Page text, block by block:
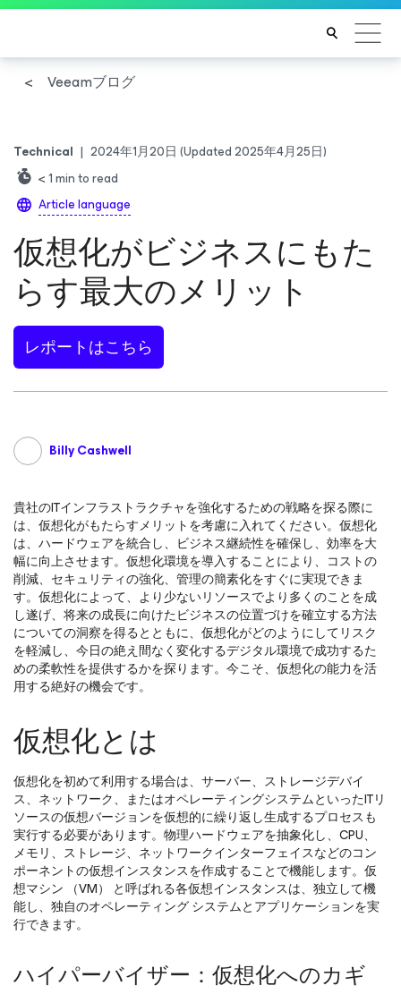
Veeamブログ
Technical | 2024年1月20日 (Updated 2025年4月25日)
< 1min to read
Article language
仮想化がビジネスにもた
らす最大のメリット
レポートはこちら
Billy Cashwell
貴社のITインフラストラクチャを強化するための戦略を探る際に
は、仮想化がもたらすメリットを考慮に入れてください。仮想化
は、ハードウェアを統合し、ビジネス継続性を確保し、効率を大
幅に向上させます。仮想化環境を導入することにより、コストの
削減、セキュリティの強化、管理の簡素化をすぐに実現できま
す。仮想化によって、より少ないリソースでより多くのことを成
し遂げ、将来の成長に向けたビジネスの位置づけを確立する方法
についての洞察を得るとともに、仮想化がどのようにしてリスク
を軽減し、今日の絶え間なく変化するデジタル環境で成功するた
めの柔軟性を提供するかを探ります。今こそ、仮想化の能力を活
用する絶好の機会です。
仮想化とは
仮想化を初めて利用する場合は、サーバー、ストレージデバイ
ス、ネットワーク、またはオペレーティングシステムといったITリ
ソースの仮想バージョンを仮想的に繰り返し生成するプロセスも
実行する必要があります。物理ハードウェアを抽象化し、CPU、
メモリ、ストレージ、ネットワークインターフェイスなどのコン
ポーネントの仮想インスタンスを作成することで機能します。仮
想マシン （VM） と呼ばれる各仮想インスタンスは、独立して機
能し、独自のオペレーティング システムとアプリケーションを実
行できます。
ハイパーバイザー：仮想化へのカギ